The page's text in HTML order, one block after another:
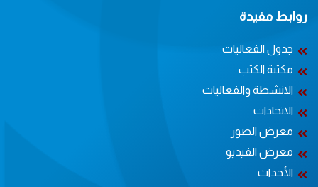
روابط مفيدة
جدول الفعاليات
مكتبة الكتب
الانشطة والفعاليات
الاتحادات
معرض الصور
معرض الفيديو
الأحداث